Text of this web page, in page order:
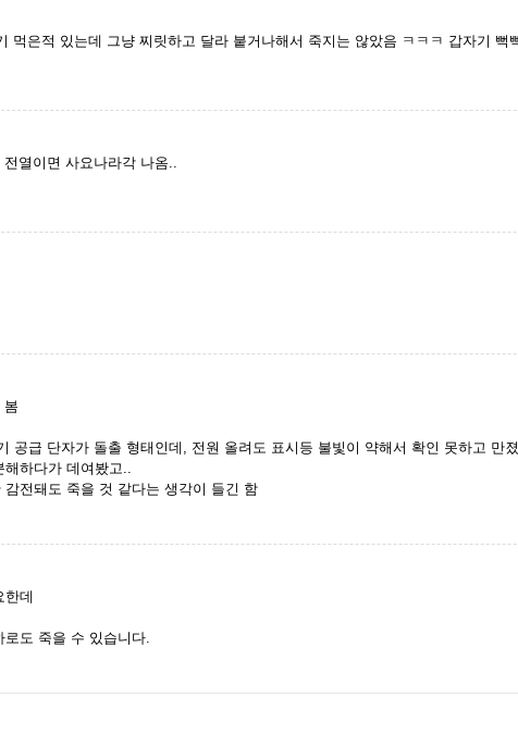
먹은적 있는데 그냥 찌릿하고 달라 붙거나해서 죽지는 않았음 ㅋㅋㅋ 갑자기 뻑
열이면 사요나라각 나옴..
봄
공급 단자가 돌출 형태인데, 전원 올려도 표시등 불빛이 약해서 확인 못하고 만
해하다가 데여봤고..
전돼도 죽을 것 같다는 생각이 들긴 함
한데
로도 죽을 수 있습니다.